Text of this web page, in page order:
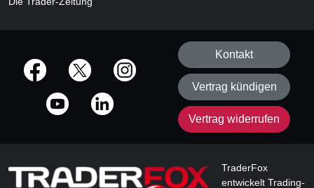
offizielle Social Media-Accounts
Kontakt
Vertrag kündigen
Vertrag widerrufen
TraderFox
entwickelt Trading-